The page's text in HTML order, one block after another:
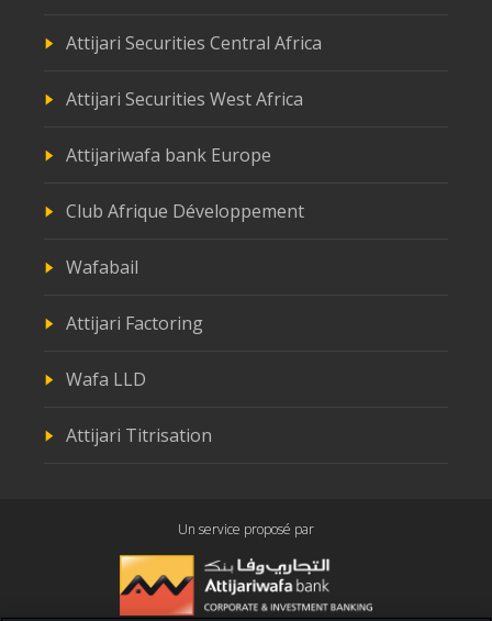
Attijari Securities Central Africa
Attijari Securities West Africa
Attijariwafa bank Europe
Club Afrique Développement
Wafabail
Attijari Factoring
Wafa LLD
Attijari Titrisation
Un service proposé par